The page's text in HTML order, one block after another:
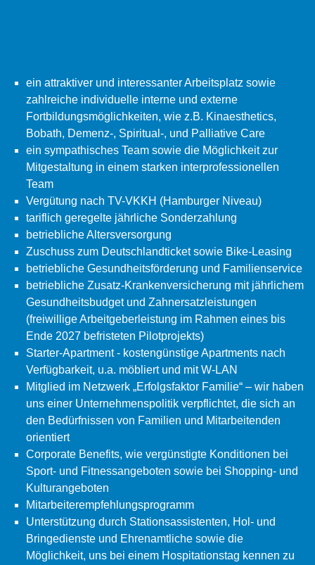
ein attraktiver und interessanter Arbeitsplatz sowie
zahlreiche individuelle interne und externe
Fortbildungsmöglichkeiten, wie z.B. Kinaesthetics,
Bobath, Demenz-, Spiritual-, und Palliative Care
ein sympathisches Team sowie die Möglichkeit zur
Mitgestaltung in einem starken interprofessionellen
Team
Vergütung nach TV-VKKH (Hamburger Niveau)
tariflich geregelte jährliche Sonderzahlung
betriebliche Altersversorgung
Zuschuss zum Deutschlandticket sowie Bike-Leasing
betriebliche Gesundheitsförderung und Familienservice
betriebliche Zusatz-Krankenversicherung mit jährlichem
Gesundheitsbudget und Zahnersatzleistungen
(freiwillige Arbeitgeberleistung im Rahmen eines bis
Ende 2027 befristeten Pilotprojekts)
Starter-Apartment - kostengünstige Apartments nach
Verfügbarkeit, u.a. möbliert und mit W-LAN
Mitglied im Netzwerk „Erfolgsfaktor Familie“ – wir haben
uns einer Unternehmenspolitik verpflichtet, die sich an
den Bedürfnissen von Familien und Mitarbeitenden
orientiert
Corporate Benefits, wie vergünstigte Konditionen bei
Sport- und Fitnessangeboten sowie bei Shopping- und
Kulturangeboten
Mitarbeiterempfehlungsprogramm
Unterstützung durch Stationsassistenten, Hol- und
Bringedienste und Ehrenamtliche sowie die
Möglichkeit, uns bei einem Hospitationstag kennen zu